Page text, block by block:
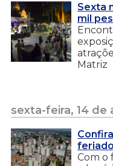
Sexta
mil
Matriz
sexta-feira, 14 de
Com o